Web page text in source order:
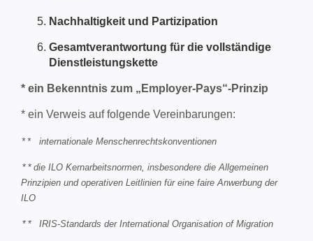
Nachhaltigkeit und Partizipation
Gesamtverantwortung für die vollständige
Dienstleistungskette
* ein Bekenntnis zum „Employer-Pays“-Prinzip
* ein Verweis auf folgende Vereinbarungen:
** internationale Menschenrechtskonventionen
** die ILO Kernarbeitsnormen, insbesondere die Allgemeinen
Prinzipien und operativen Leitlinien für eine faire Anwerbung der
ILO
** IRIS-Standards der International Organisation of Migration